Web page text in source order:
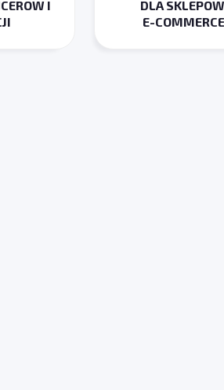
I
DLA SKLEPOW
E-COMMERCE